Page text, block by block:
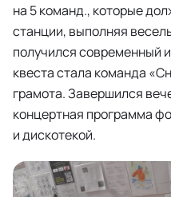
на 5 команд., которые
станции, выполняя
получился современный
квеста стала команда
грамота. Завершился
концертная программа
и дискотекой.